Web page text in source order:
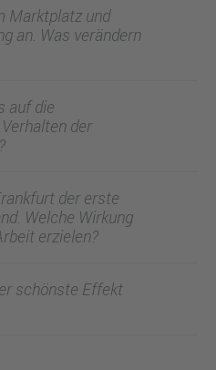
Marktplatz und
an. Was verändern
auf die
der
der erste
Welche Wirkung
erzielen?
schönste Effekt